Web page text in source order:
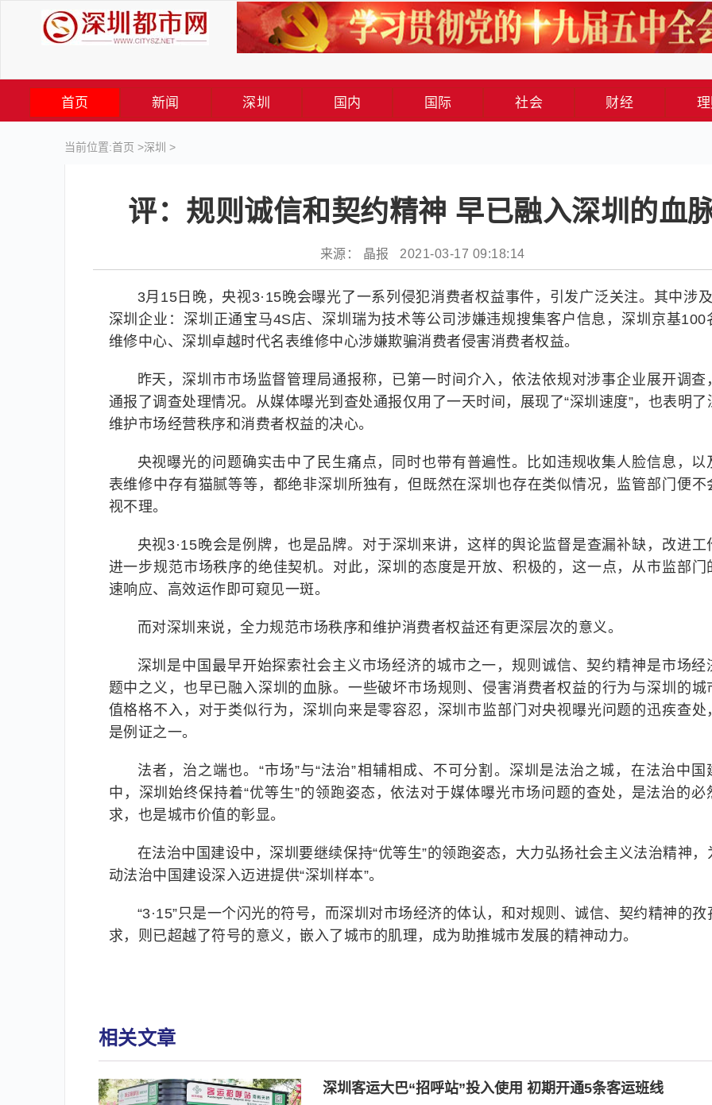
首页 新闻 深圳 国内 国际 社会 财经
当前位置:首页 >深圳 >
评：规则诚信和契约精神 早已融入深圳的血
来源： 晶报 2021-03-17 09:18:14
3月15日晚，央视3·15晚会曝光了一系列侵犯消费者权益事件，引发广泛关注。其中涉
深圳企业：深圳正通宝马4S店、深圳瑞为技术等公司涉嫌违规搜集客户信息，深圳京基100
维修中心、深圳卓越时代名表维修中心涉嫌欺骗消费者侵害消费者权益。
昨天，深圳市市场监督管理局通报称，已第一时间介入，依法依规对涉事企业展开调查
通报了调查处理情况。从媒体曝光到查处通报仅用了一天时间，展现了“深圳速度”，也表明了
维护市场经营秩序和消费者权益的决心。
央视曝光的问题确实击中了民生痛点，同时也带有普遍性。比如违规收集人脸信息，以
表维修中存有猫腻等等，都绝非深圳所独有，但既然在深圳也存在类似情况，监管部门便不
视不理。
央视3·15晚会是例牌，也是品牌。对于深圳来讲，这样的舆论监督是查漏补缺，改进工
进一步规范市场秩序的绝佳契机。对此，深圳的态度是开放、积极的，这一点，从市监部门
速响应、高效运作即可窥见一斑。
而对深圳来说，全力规范市场秩序和维护消费者权益还有更深层次的意义。
深圳是中国最早开始探索社会主义市场经济的城市之一，规则诚信、契约精神是市场经
题中之义，也早已融入深圳的血脉。一些破坏市场规则、侵害消费者权益的行为与深圳的城
值格格不入，对于类似行为，深圳向来是零容忍，深圳市监部门对央视曝光问题的迅疾查处
是例证之一。
法者，治之端也。“市场”与“法治”相辅相成、不可分割。深圳是法治之城，在法治中国
中，深圳始终保持着“优等生”的领跑姿态，依法对于媒体曝光市场问题的查处，是法治的必
求，也是城市价值的彰显。
在法治中国建设中，深圳要继续保持“优等生”的领跑姿态，大力弘扬社会主义法治精神，
动法治中国建设深入迈进提供“深圳样本”。
“3·15”只是一个闪光的符号，而深圳对市场经济的体认，和对规则、诚信、契约精神的孜
求，则已超越了符号的意义，嵌入了城市的肌理，成为助推城市发展的精神动力。
相关文章
深圳客运大巴“招呼站”投入使用 初期开通5条客运班线